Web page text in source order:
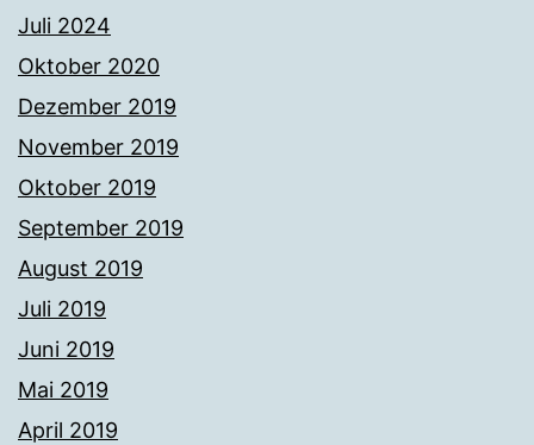
Juli 2024
Oktober 2020
Dezember 2019
November 2019
Oktober 2019
September 2019
August 2019
Juli 2019
Juni 2019
Mai 2019
April 2019